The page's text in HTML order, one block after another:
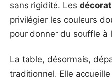
sans rigidité. Les
privilégier les couleurs
pour donner du souffle à
La table, désormais,
traditionnel. Elle